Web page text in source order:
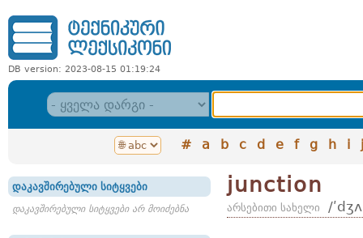
DB version: 2023-08-15 01:19:24
# a b c d e f g h i j
დაკავშირებული სიტყვები
დაკავშირებული სიტყვები არ მოიძებნა
junction
არსებითი სახელი /